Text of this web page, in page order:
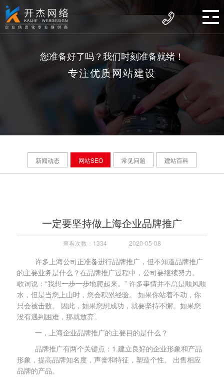
您准备好了吗？我们时刻准备就绪！
专注优质网站建设
新闻动态 网站SEO 常见问题 建站百科
一定要坚持做上海企业品牌推广
查看次数：1334 2020-05-08
许多上海公司正准备进行品牌推广，但不知道品牌推广
的主要业务是什么？在品牌推广过程中，公司要继续努力。
歌词说：“我想一步一步地爬起来。” 许多事情并不总是顺风顺
水，但是当您上山时，您会积累经验。 如果你站着不动，你
只会被击败。 因此，如果您想成功，就要坚持不懈。如果您
没有遇到困难，那就放弃。
一， 上海企业品牌推广的主要目的是什么？
品牌推广有两个关键点：1.建立良好的企业形象和产品
形象，提高品牌知名度，声誉和特征，塑造个性。 出售相应
品牌的产品。